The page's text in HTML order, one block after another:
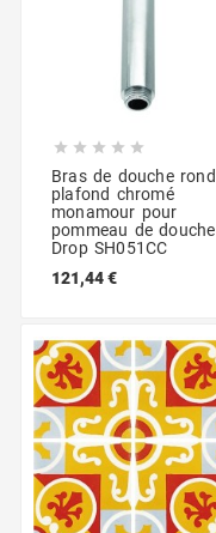
    
Bras de douche rond
plafond chromé
monamour pour
pommeau de douche
Drop SH051CC
121,44 €